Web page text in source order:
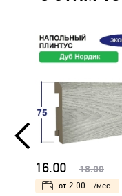
16.00 18.00
от 2.00 /мес.